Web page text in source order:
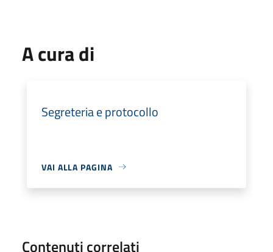
A cura di
Segreteria e protocollo
VAI ALLA PAGINA
Contenuti correlati